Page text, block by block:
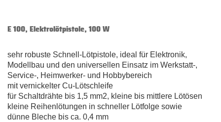
E 100, Elektrolötpistole, 100 W
sehr robuste Schnell-Lötpistole, ideal für Elektronik,
Modellbau und den universellen Einsatz im Werkstatt-,
Service-, Heimwerker- und Hobbybereich
mit vernickelter Cu-Lötschleife
für Schaltdrähte bis 1,5 mm2, kleine bis mittlere Lötösen
kleine Reihenlötungen in schneller Lötfolge sowie
dünne Bleche bis ca. 0,4 mm